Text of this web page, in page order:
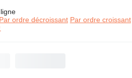
Grues Pinguely
Par ordre décroissant Par ordre croissant